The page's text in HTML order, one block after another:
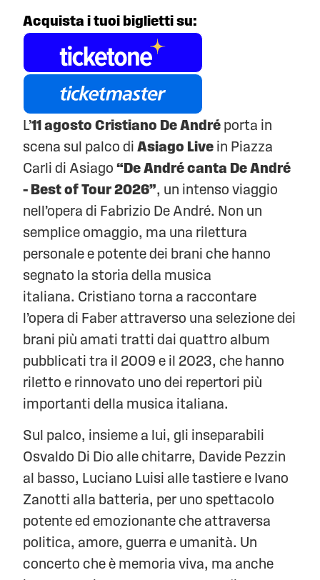
Acquista i tuoi biglietti su:
L’11 agosto Cristiano De André porta in
scena sul palco di Asiago Live in Piazza
Carli di Asiago “De André canta De André
– Best of Tour 2026”, un intenso viaggio
nell’opera di Fabrizio De André. Non un
semplice omaggio, ma una rilettura
personale e potente dei brani che hanno
segnato la storia della musica
italiana. Cristiano torna a raccontare
l’opera di Faber attraverso una selezione dei
brani più amati tratti dai quattro album
pubblicati tra il 2009 e il 2023, che hanno
riletto e rinnovato uno dei repertori più
importanti della musica italiana.
Sul palco, insieme a lui, gli inseparabili
Osvaldo Di Dio alle chitarre, Davide Pezzin
al basso, Luciano Luisi alle tastiere e Ivano
Zanotti alla batteria, per uno spettacolo
potente ed emozionante che attraversa
politica, amore, guerra e umanità. Un
concerto che è memoria viva, ma anche